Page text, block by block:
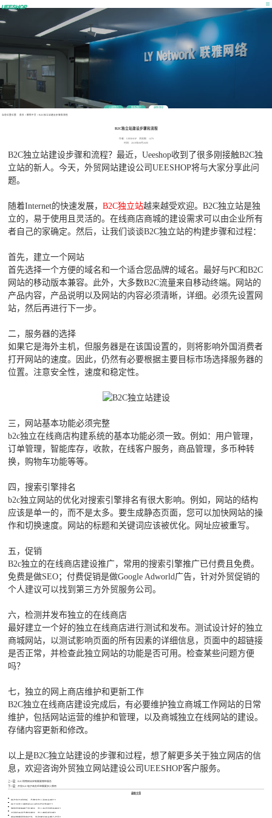
公司简介 联系我们 最新消息
当前位置位置： 首页 > 营销干货> B2C独立站建设步骤和流程
B2C独立站建设步骤和流程
作者：UEESHOP 浏览数：1479
时间：2019年09月26日
B2C独立站建设步骤和流程？最近，Ueeshop收到了很多刚接触B2C独
立站的新人。今天，外贸网站建设公司UEESHOP将与大家分享此问
题。
随着Internet的快速发展，B2C独立站越来越受欢迎。B2C独立站是独
立的，易于使用且灵活的。在线商店商城的建设需求可以由企业所有
者自己的家确定。然后，让我们谈谈B2C独立站的构建步骤和过程：
首先，建立一个网站
首先选择一个方便的域名和一个适合您品牌的域名。最好与PC和B2C
网站的移动版本兼容。此外，大多数B2C流量来自移动终端。网站的
产品内容，产品说明以及网站的内容必须清晰，详细。必须先设置网
站，然后再进行下一步。
二，服务器的选择
如果它是海外主机，但服务器是在该国设置的，则将影响外国消费者
打开网站的速度。因此，仍然有必要根据主要目标市场选择服务器的
位置。注意安全性，速度和稳定性。
三，网站基本功能必须完整
b2c独立在线商店构建系统的基本功能必须一致。例如：用户管理，
订单管理，智能库存，收款，在线客户服务，商品管理，多币种转
换，购物车功能等等。
四，搜索引擎排名
b2c独立网站的优化对搜索引擎排名有很大影响。例如，网站的结构
应该是单一的，而不是太多。要生成静态页面，您可以加快网站的操
作和切换速度。网站的标题和关键词应该被优化。网址应被重写。
五，促销
B2c独立的在线商店建设推广，常用的搜索引擎推广已付费且免费。
免费是做SEO；付费促销是做Google Adworld广告，针对外贸促销的
个人建议可以找到第三方外贸服务公司。
六，检测并发布独立的在线商店
最好建立一个好的独立在线商店进行测试和发布。测试设计好的独立
商城网站，以测试影响页面的所有因素的详细信息，页面中的超链接
是否正常，并检查此独立网站的功能是否可用。检查某些问题方便
吗？
七，独立的网上商店维护和更新工作
B2C独立在线商店建设完成后，有必要维护独立商城工作网站的日常
维护，包括网站运营的维护和管理，以及商城独立在线网站的建设。
存储内容更新和修改。
以上是B2C独立站建设的步骤和过程，想了解更多关于独立网店的信
息，欢迎咨询外贸独立网站建设公司UEESHOP客户服务。
上一篇： B2C购物网站定制需要哪种服务
下一篇： 开发B2C电子商务系统需要多少费用
最新文章
做汽车灯遥控板，品牌方怎么选平台避坑？
独立站婴儿辅助轮SEO成本优化咋避坑？
跨境卖家做精华乳建站，怎么选合适提升转化？
对讲机天线品牌方建站，怎么降低成本啊？
做帐篷睡袋防虫红外，外贸建站平台哪个合适？